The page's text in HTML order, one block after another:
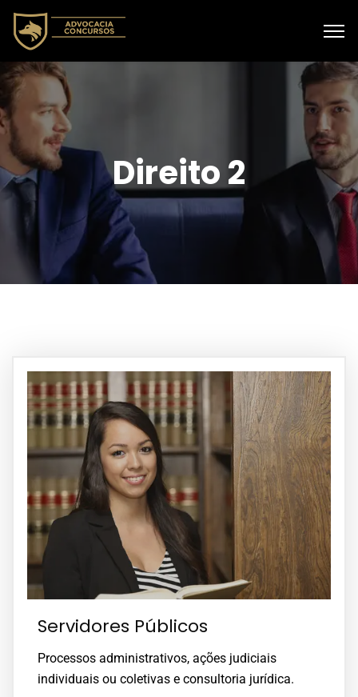
Direito 2
Servidores Públicos
Processos administrativos, ações judiciais
individuais ou coletivas e consultoria jurídica.